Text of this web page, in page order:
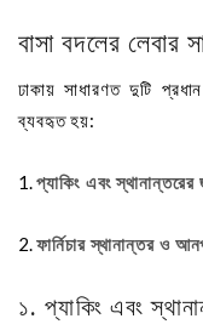
বাসা বদলের লেবার
ঢাকায় সাধারণত দুটি
ব্যবহৃত হয়:
প্যাকিং এবং স্থানান্তরের
ফার্নিচার স্থানান্তর ও
১. প্যাকিং এবং